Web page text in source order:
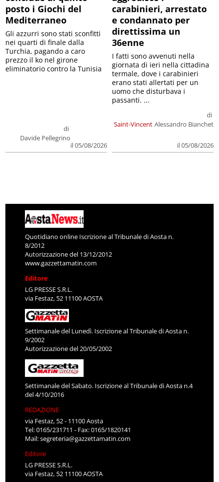
posto i Giochi del
Mediterraneo
di
Davide Pellegrino
il 05/08/2026
Gli azzurri sono stati sconfitti
nei quarti di finale dalla
Turchia, pagando a caro
prezzo il ko nel girone
eliminatorio contro la Tunisia
carabinieri, arrestato
e condannato per
direttissima un
36enne
Saint-Vincent
di
Alessandro Bianchet
il 05/08/2026
I fatti sono avvenuti nella
giornata di ieri nella cittadina
termale, dove i carabinieri
erano stati allertati per un
uomo che disturbava i
passanti. ...
Quotidiano online Iscrizione al Tribunale di Aosta n.
8/2012
Autorizzazione del 13/12/2012
www.gazzettamatin.com
Editore
LG PRESSE S.R.L.
via Festaz, 52 11100 AOSTA
Settimanale del Lunedì. Iscrizione al Tribunale di Aosta n.
9/2002
Autorizzazione del 20/05/2002
Settimanale del Sabato. Iscrizione al Tribunale di Aosta n.4
del 4/10/2016
REDAZIONE
via Festaz, 52 - 11100 Aosta
Tel: 0165/231711 - Fax: 0165/1820141
Mail:segreteria@gazzettamatin.com
Editore
LG PRESSE S.R.L.
via Festaz, 52 11100 AOSTA